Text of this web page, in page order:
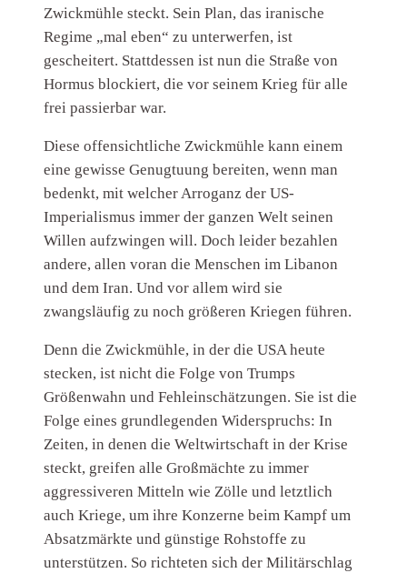
Zwickmühle steckt. Sein Plan, das iranische
Regime „mal eben“ zu unterwerfen, ist
gescheitert. Stattdessen ist nun die Straße von
Hormus blockiert, die vor seinem Krieg für alle
frei passierbar war.
Diese offensichtliche Zwickmühle kann einem
eine gewisse Genugtuung bereiten, wenn man
bedenkt, mit welcher Arroganz der US-
Imperialismus immer der ganzen Welt seinen
Willen aufzwingen will. Doch leider bezahlen
andere, allen voran die Menschen im Libanon
und dem Iran. Und vor allem wird sie
zwangsläufig zu noch größeren Kriegen führen.
Denn die Zwickmühle, in der die USA heute
stecken, ist nicht die Folge von Trumps
Größenwahn und Fehleinschätzungen. Sie ist die
Folge eines grundlegenden Widerspruchs: In
Zeiten, in denen die Weltwirtschaft in der Krise
steckt, greifen alle Großmächte zu immer
aggressiveren Mitteln wie Zölle und letztlich
auch Kriege, um ihre Konzerne beim Kampf um
Absatzmärkte und günstige Rohstoffe zu
unterstützen. So richteten sich der Militärschlag